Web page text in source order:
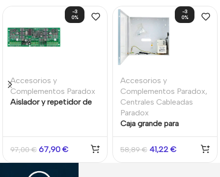
-3
0%
Accesorios y
Complementos Paradox
Aislador y repetidor de
97,00€ 67,90 €
-3
0%
Accesorios y
Complementos Paradox,
Centrales Cableadas
Paradox
Caja grande para
centrales de alarma con
transformador
58,89€ 41,22 €